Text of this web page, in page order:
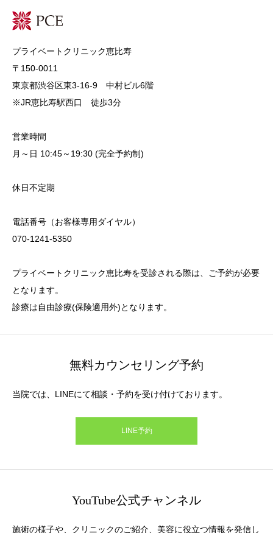
プライベートクリニック恵比寿
〒150-0011
東京都渋谷区東3-16-9 中村ビル6階
※JR恵比寿駅西口 徒歩3分
営業時間
月～日 10:45～19:30 (完全予約制)
休日不定期
電話番号（お客様専用ダイヤル）
070-1241-5350
プライベートクリニック恵比寿を受診される際は、ご予約が必要
となります。
診療は自由診療(保険適用外)となります。
無料カウンセリング予約
当院では、LINEにて相談・予約を受け付けております。
LINE予約
YouTube公式チャンネル
施術の様子や、クリニックのご紹介、美容に役立つ情報を発信し